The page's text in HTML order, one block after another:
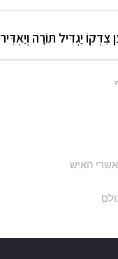
יַגְדִּיל תּוֹרָה וְיַאְדִּיר
האיש